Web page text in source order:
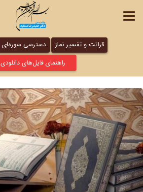
قرائت و تفسیر نماز دسترسی سوره‌ای
راهنمای فایل‌های دانلودی